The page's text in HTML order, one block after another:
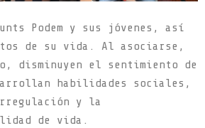
Podem y sus jóvenes, así
de su vida. Al asociarse,
disminuyen el sentimiento de
habilidades sociales,
y la
de vida.